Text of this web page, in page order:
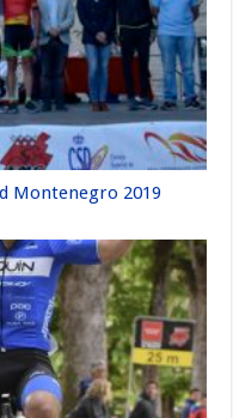
Montenegro 2019